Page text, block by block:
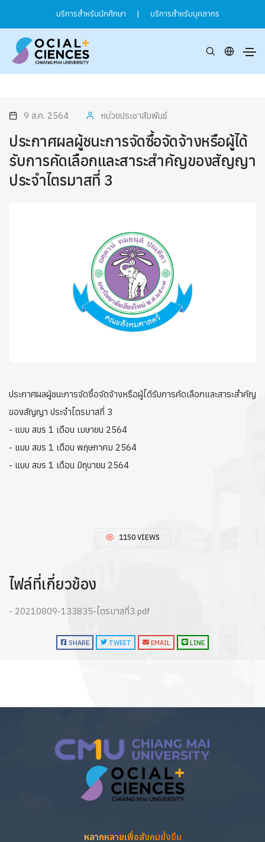
บริการสำหรับนักศึกษา | บริการสำหรับบุคลากร
9 ส.ค. 2564 หน่วยประชาสัมพันธ์
ประกาศผลผู้ชนะการจัดซื้อจัดจ้างหรือผู้ได้
รับการคัดเลือกและสาระสำคัญของสัญญา
ประจำไตรมาสที่ 3
ประกาศผลผู้ชนะการจัดซื้อจัดจ้างหรือผู้ได้รับการคัดเลือกและสาระสำคัญ
ของสัญญา ประจำไตรมาสที่ 3
- แบบ สขร 1 เดือน เมษายน 2564
- แบบ สขร 1 เดือน พฤษภาคม 2564
- แบบ สขร 1 เดือน มิถุนายน 2564
1150 VIEWS
ไฟล์ที่เกี่ยวข้อง
- 20210809-133835-ไตรมาสที่3.pdf
SHARE TWEET EMAIL LINE
หลากหลายเพื่อสังคมยั่งยืน